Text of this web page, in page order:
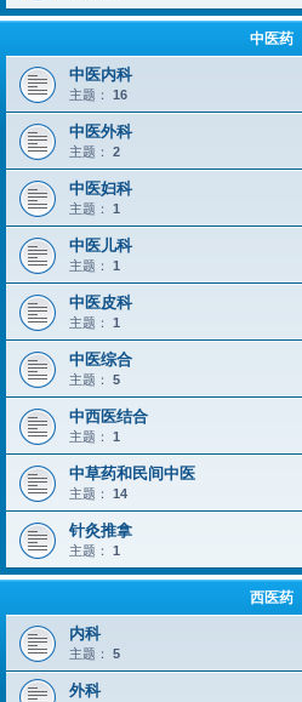
中医药
中医内科
主题： 16
中医外科
主题： 2
中医妇科
主题： 1
中医儿科
主题： 1
中医皮科
主题： 1
中医综合
主题： 5
中西医结合
主题： 1
中草药和民间中医
主题： 14
针灸推拿
主题： 1
西医药
内科
主题： 5
外科